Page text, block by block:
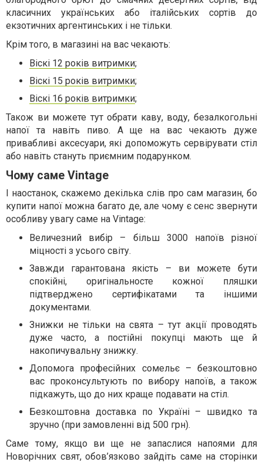
класичних українських або італійських сортів до
екзотичних аргентинських і не тільки.
Крім того, в магазині на вас чекають:
Віскі 12 років витримки;
Віскі 15 років витримки;
Віскі 16 років витримки;
Також ви можете тут обрати каву, воду, безалкогольні
напої та навіть пиво. А ще на вас чекають дуже
привабливі аксесуари, які допоможуть сервірувати стіл
або навіть стануть приємним подарунком.
Чому саме Vintage
І наостанок, скажемо декілька слів про сам магазин, бо
купити напої можна багато де, але чому є сенс звернути
особливу увагу саме на Vintage:
Величезний вибір – більш 3000 напоїв різної
міцності з усього світу.
Завжди гарантована якість – ви можете бути
спокійні, оригінальносте кожної пляшки
підтверджено сертифікатами та іншими
документами.
Знижки не тільки на свята – тут акції проводять
дуже часто, а постійні покупці мають ще й
накопичувальну знижку.
Допомога професійних сомельє – безкоштовно
вас проконсультують по вибору напоїв, а також
підкажуть, що до них краще подавати на стіл.
Безкоштовна доставка по Україні – швидко та
зручно (при замовленні від 500 грн).
Саме тому, якщо ви ще не запаслися напоями для
Новорічних свят, обов’язково зайдіть саме на сторінки